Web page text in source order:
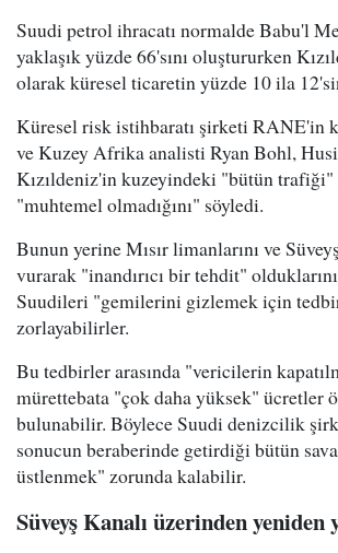
Suudi petrol ihracatı normalde Babu'l
yaklaşık yüzde 66'sını oluştururken
olarak küresel ticaretin yüzde 10 ila
Küresel risk istihbaratı şirketi RANE'in
ve Kuzey Afrika analisti Ryan Bohl,
Kızıldeniz'in kuzeyindeki "bütün trafiği"
"muhtemel olmadığını" söyledi.
Bunun yerine Mısır limanlarını ve
vurarak "inandırıcı bir tehdit"
Suudileri "gemilerini gizlemek için
zorlayabilirler.
Bu tedbirler arasında "vericilerin
mürettebata "çok daha yüksek" ücretler
bulunabilir. Böylece Suudi denizcilik
sonucun beraberinde getirdiği bütün
üstlenmek" zorunda kalabilir.
Süveyş Kanalı üzerinden